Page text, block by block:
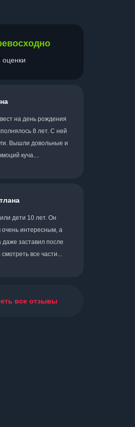
оценки
на день рождения
8 лет. С ней
Вышли довольные и
куча....
дети 10 лет. Он
очень интересным, а
заставил после
все части...
все отзывы